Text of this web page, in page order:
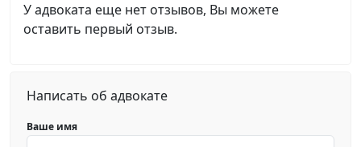
У адвоката еще нет отзывов, Вы можете
оставить первый отзыв.
Написать об адвокате
Ваше имя